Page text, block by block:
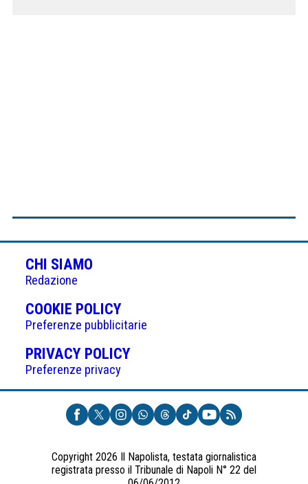
CHI SIAMO
Redazione
COOKIE POLICY(APRE
IN
UNA
NUOVA
Preferenze pubblicitarie
PRIVACY POLICY(APRE
UNA
NUOVA
SCHEDA)
Preferenze privacy
Copyright 2026 Il Napolista, testata giornalistica
registrata presso il Tribunale di Napoli N° 22 del